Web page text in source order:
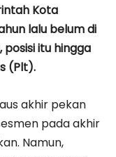
Kota
lalu belum di
posisi itu hingga
(Plt).
akhir pekan
pada akhir
Namun,